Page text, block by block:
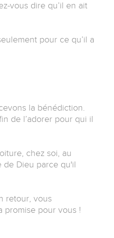
vous dire qu’il en ait
pour ce qu’il a
la bénédiction.
de l’adorer pour qui il
chez soi, au
de Dieu parce qu'il
retour, vous
promise pour vous !